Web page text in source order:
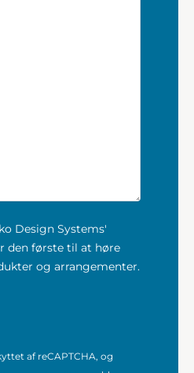
Design Systems'
den første til at høre
og arrangementer.
af reCAPTCHA, og